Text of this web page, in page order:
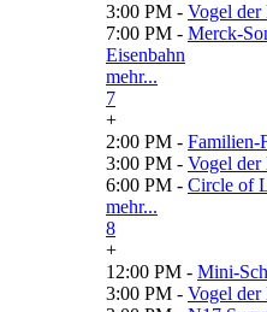
3:00 PM - Vogel der
7:00 PM - Merck-
Eisenbahn
mehr...
7
+
2:00 PM - Familien-
3:00 PM - Vogel der
6:00 PM - Circle of
mehr...
8
+
12:00 PM - Mini-
3:00 PM - Vogel der